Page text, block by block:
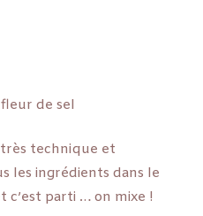
de sel
technique et
les ingrédients dans le
c’est parti … on mixe !